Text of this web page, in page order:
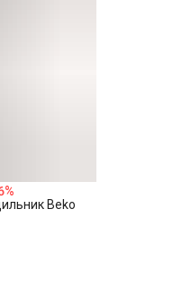
%
Beko